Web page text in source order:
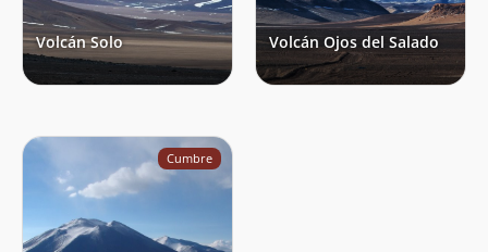
Volcán Solo Volcán Ojos del Salado
Cumbre